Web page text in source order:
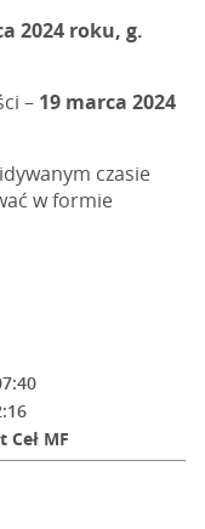
2024 roku, g.
– 19 marca 2024
czasie
w formie
MF